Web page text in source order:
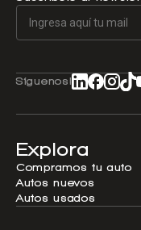
Síguenos!
Explora
Compramos tu auto
Autos nuevos
Autos usados